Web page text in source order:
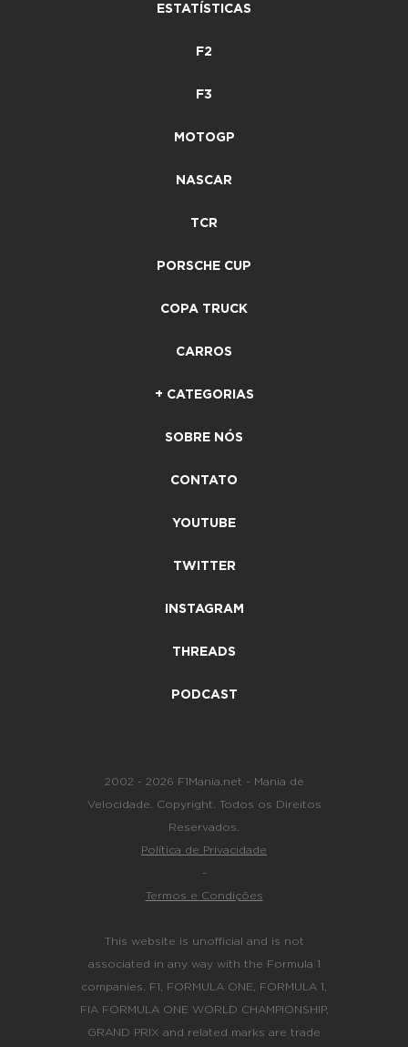
ESTATÍSTICAS
F2
F3
MOTOGP
NASCAR
TCR
PORSCHE CUP
COPA TRUCK
CARROS
+ CATEGORIAS
SOBRE NÓS
CONTATO
YOUTUBE
TWITTER
INSTAGRAM
THREADS
PODCAST
2002 - 2026 F1Mania.net - Mania de
Velocidade. Copyright. Todos os Direitos
Reservados.
Política de Privacidade
-
Termos e Condições
This website is unofficial and is not
associated in any way with the Formula 1
companies. F1, FORMULA ONE, FORMULA 1,
FIA FORMULA ONE WORLD CHAMPIONSHIP,
GRAND PRIX and related marks are trade